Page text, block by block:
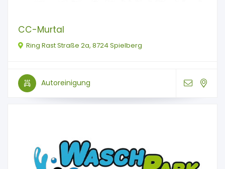
CC-Murtal
Ring Rast Straße 2a, 8724 Spielberg
Autoreinigung